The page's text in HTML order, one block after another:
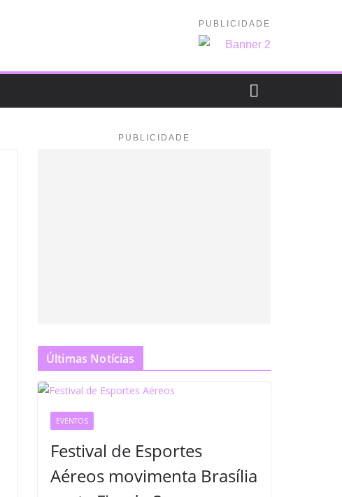
PUBLICIDADE
PUBLICIDADE
Últimas Notícias
EVENTOS
Festival de Esportes
Aéreos movimenta Brasília